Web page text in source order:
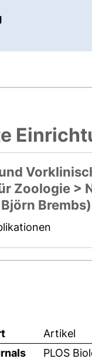
externer Link,
Zoologie >
Brembs)
Artikel
PLOS